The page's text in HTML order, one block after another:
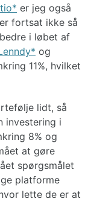
er jeg også
fortsat ikke så
i løbet af
og
11%, hvilket
lidt, så
investering i
8% og
at gøre
spørgsmålet
platforme
lette de er at